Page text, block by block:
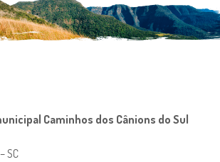
Caminhos dos Cânions do Sul
SC